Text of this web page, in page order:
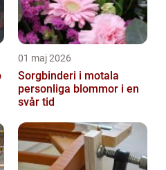
01 maj 2026
Sorgbinderi i motala
personliga blommor i en
svår tid